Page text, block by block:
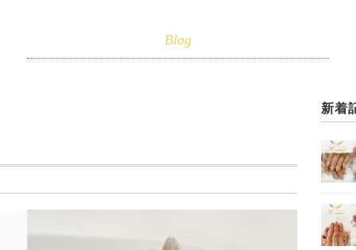
Blog
新着